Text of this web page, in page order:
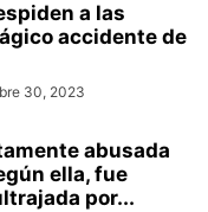
a las
accidente de
30, 2023
abusada
ella, fue
por...